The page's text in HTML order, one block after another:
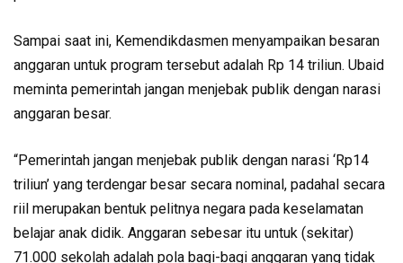
Sampai saat ini, Kemendikdasmen menyampaikan besaran
anggaran untuk program tersebut adalah Rp 14 triliun. Ubaid
meminta pemerintah jangan menjebak publik dengan narasi
anggaran besar.
“Pemerintah jangan menjebak publik dengan narasi ‘Rp14
triliun’ yang terdengar besar secara nominal, padahal secara
riil merupakan bentuk pelitnya negara pada keselamatan
belajar anak didik. Anggaran sebesar itu untuk (sekitar)
71.000 sekolah adalah pola bagi-bagi anggaran yang tidak